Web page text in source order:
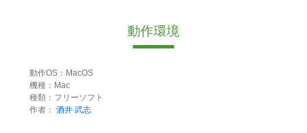
動作環境
動作OS：MacOS
機種：Mac
種類：フリーソフト
作者： 酒井 武志